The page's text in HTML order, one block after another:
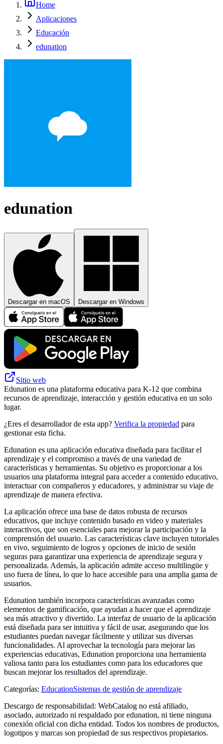
Home
Aplicaciones
Educación
edunation
edunation
Descargar en macOS Descargar en Windows
Sitio web
Edunation es una plataforma educativa para K-12 que combina
recursos de aprendizaje, interacción y gestión educativa en un solo
lugar.
¿Eres el desarrollador de esta app? Verifica la propiedad para
gestionar esta ficha.
Edunation es una aplicación educativa diseñada para facilitar el
aprendizaje y el compromiso a través de una variedad de
características y herramientas. Su objetivo es proporcionar a los
usuarios una plataforma integral para acceder a contenido educativo,
interactuar con compañeros y educadores, y administrar su viaje de
aprendizaje de manera efectiva.
La aplicación ofrece una base de datos robusta de recursos
educativos, que incluye contenido basado en video y materiales
interactivos, que son esenciales para mejorar la participación y la
comprensión del usuario. Las características clave incluyen tutoriales
en vivo, seguimiento de logros y opciones de inicio de sesión
seguras para garantizar una experiencia de aprendizaje segura y
personalizada. Además, la aplicación admite acceso multilingüe y
uso fuera de línea, lo que lo hace accesible para una amplia gama de
usuarios.
Edunation también incorpora características avanzadas como
elementos de gamificación, que ayudan a hacer que el aprendizaje
sea más atractivo y divertido. La interfaz de usuario de la aplicación
está diseñada para ser intuitiva y fácil de usar, asegurando que los
estudiantes puedan navegar fácilmente y utilizar sus diversas
funcionalidades. Al aprovechar la tecnología para mejorar las
experiencias educativas, Edunation proporciona una herramienta
valiosa tanto para los estudiantes como para los educadores que
buscan mejorar los resultados del aprendizaje.
Categorías: EducationSistemas de gestión de aprendizaje
Descargo de responsabilidad: WebCatalog no está afiliado,
asociado, autorizado ni respaldado por edunation, ni tiene ninguna
conexión oficial con dicha entidad. Todos los nombres de productos,
logotipos y marcas son propiedad de sus respectivos propietarios.